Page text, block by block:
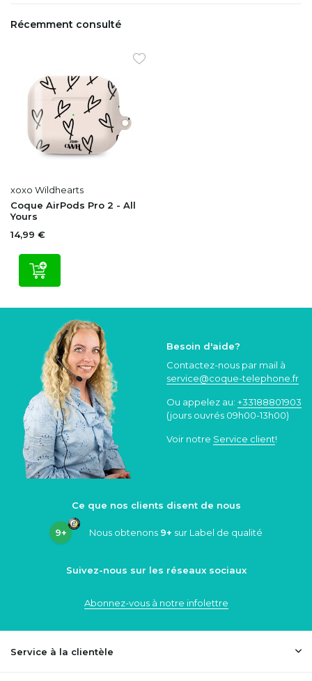
Récemment consulté
xoxo Wildhearts
Coque AirPods Pro 2 - All
Yours
14,99 €
Besoin d'aide?
Contactez-nous par mail à
service@coque-telephone.fr
Ou appelez au: +33188801903
(jours ouvrés 09h00-13h00)
Voir notre Service client!
Ce que nos clients disent de nous
9+ Nous obtenons 9+ sur Label de qualité
Suivez-nous sur les réseaux sociaux
Abonnez-vous à notre infolettre
Service à la clientèle